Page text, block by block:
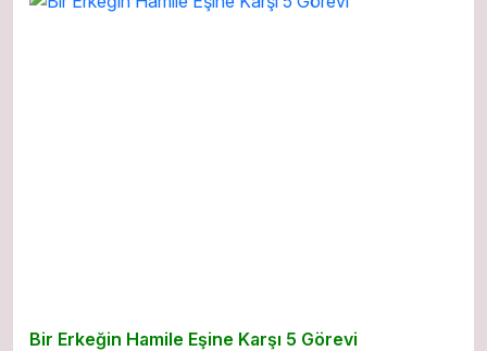
Bir Erkeğin Hamile Eşine Karşı 5 Görevi